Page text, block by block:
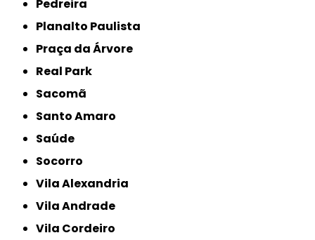
Pedreira
Planalto Paulista
Praça da Árvore
Real Park
Sacomã
Santo Amaro
Saúde
Socorro
Vila Alexandria
Vila Andrade
Vila Cordeiro